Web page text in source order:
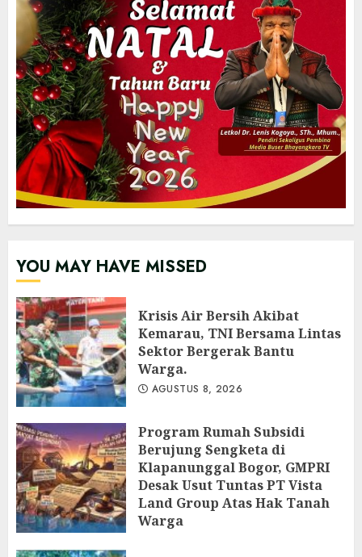
YOU MAY HAVE MISSED
Krisis Air Bersih Akibat
Kemarau, TNI Bersama Lintas
Sektor Bergerak Bantu
Warga.
AGUSTUS 8, 2026
Program Rumah Subsidi
Berujung Sengketa di
Klapanunggal Bogor, GMPRI
Desak Usut Tuntas PT Vista
Land Group Atas Hak Tanah
Warga